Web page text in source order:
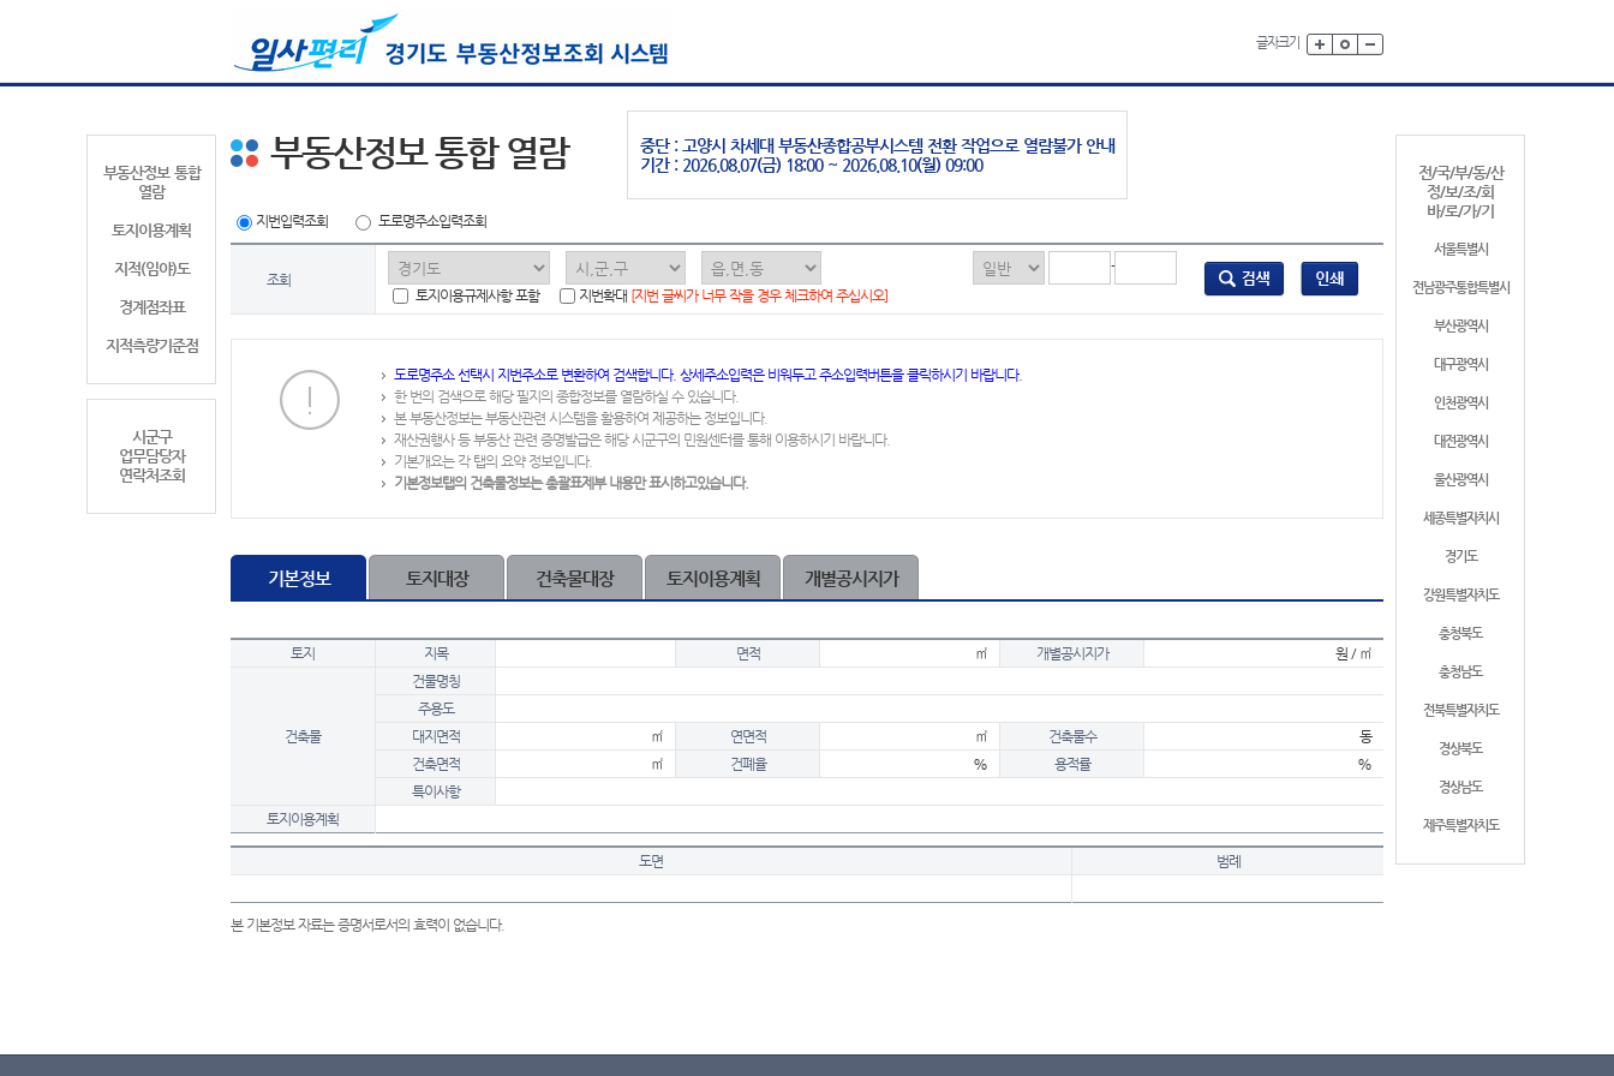
글자크기
부동산정보 통합
열람
토지이용계획
지적(임야)도
경계점좌표
지적측량기준점
시군구
업무담당자
연락처조회
전/국/부/동/산
정/보/조/회
바/로/가/기
서울특별시
전남광주통합특별시
부산광역시
대구광역시
인천광역시
대전광역시
울산광역시
세종특별자치시
경기도
강원특별자치도
충청북도
충청남도
전북특별자치도
경상북도
경상남도
제주특별자치도
중단 : 고양시 차세대 부동산종합공부시스템 전환 작업으로 열람불가 안내
기간 : 2026.08.07(금) 18:00 ~ 2026.08.10(월) 09:00
부동산정보 통합 열람
지번입력조회 도로명주소입력조회
조회
-
토지이용규제사항 포함
지번확대 [지번 글씨가 너무 작을 경우 체크하여 주십시오]
도로명주소 선택시 지번주소로 변환하여 검색합니다. 상세주소입력은 비워두고 주소입력버튼을 클릭하시기 바랍니다.
한 번의 검색으로 해당 필지의 종합정보를 열람하실 수 있습니다.
본 부동산정보는 부동산관련 시스템을 활용하여 제공하는 정보입니다.
재산권행사 등 부동산 관련 증명발급은 해당 시군구의 민원센터를 통해 이용하시기 바랍니다.
기본개요는 각 탭의 요약 정보입니다.
기본정보탭의 건축물정보는 총괄표제부 내용만 표시하고있습니다.
기본정보 토지대장 건축물대장 토지이용계획 개별공시지가
토지 지목 면적 ㎡ 개별공시지가 원 / ㎡
건축물
건물명칭
주용도
대지면적
㎡ 연면적 ㎡ 건축물수
동
건축면적
㎡ 건폐율 % 용적률
%
특이사항
토지이용계획
도면 범례
본 기본정보 자료는 증명서로서의 효력이 없습니다.